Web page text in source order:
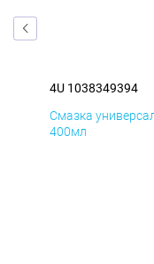
4U 1038349394
Смазка
400мл